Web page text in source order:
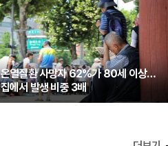
온열질환 사망자 62%가 80세 이상…
집에서 발생 비중 3배